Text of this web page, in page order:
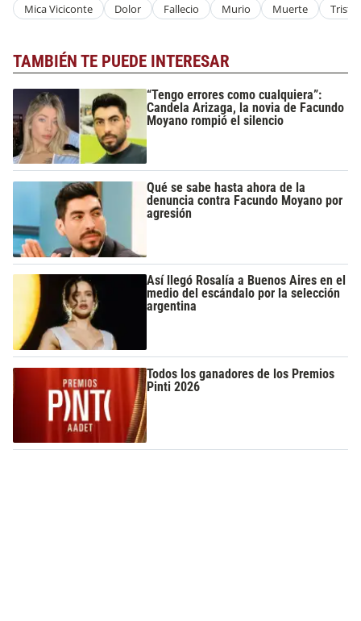
Mica Viciconte Dolor Fallecio Murio Muerte
TAMBIÉN TE PUEDE INTERESAR
“Tengo errores como cualquiera”:
Candela Arizaga, la novia de Facundo
Moyano rompió el silencio
Qué se sabe hasta ahora de la
denuncia contra Facundo Moyano por
agresión
Así llegó Rosalía a Buenos Aires en el
medio del escándalo por la selección
argentina
Todos los ganadores de los Premios
Pinti 2026